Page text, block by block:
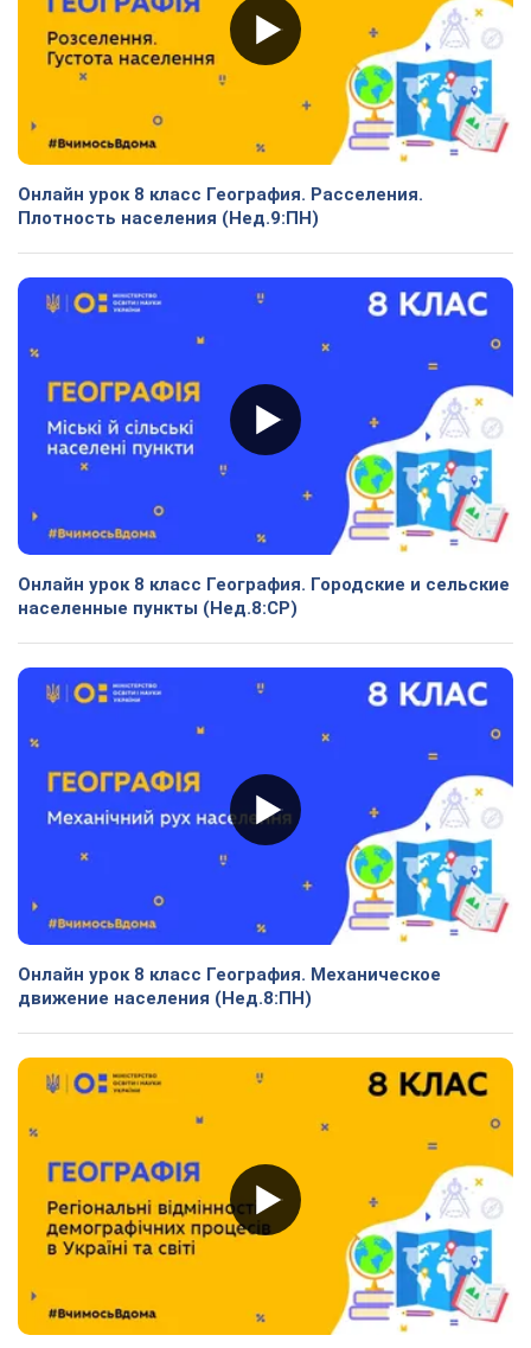
Онлайн урок 8 класс География. Расселения.
Плотность населения (Нед.9:ПН)
Онлайн урок 8 класс География. Городские и сельские
населенные пункты (Нед.8:СР)
Онлайн урок 8 класс География. Механическое
движение населения (Нед.8:ПН)